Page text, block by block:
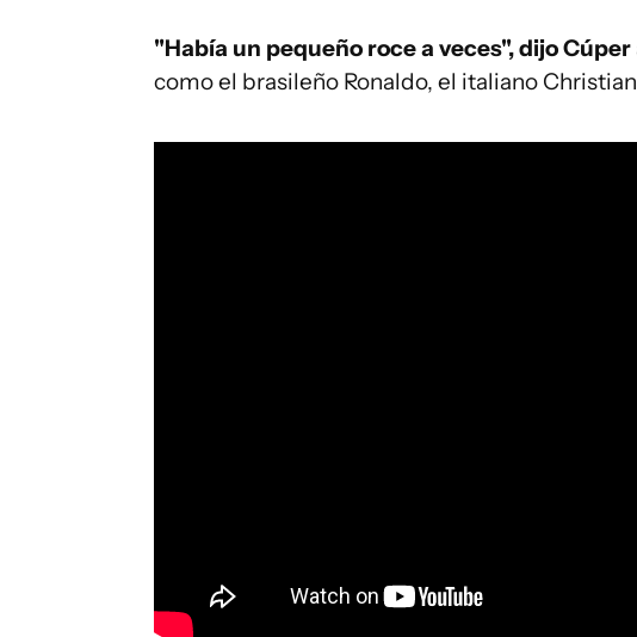
"Había un pequeño roce a veces", dijo Cúper
como el brasileño Ronaldo, el italiano